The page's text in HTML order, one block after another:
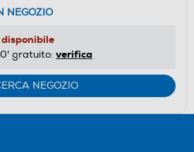
NEGOZIO
gratuito: verifica
NEGOZIO